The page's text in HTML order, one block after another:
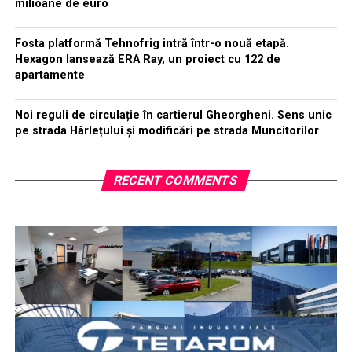
milioane de euro
Fosta platformă Tehnofrig intră într-o nouă etapă.
Hexagon lansează ERA Ray, un proiect cu 122 de
apartamente
Noi reguli de circulație în cartierul Gheorgheni. Sens unic
pe strada Hârlețului și modificări pe strada Muncitorilor
RECENT COMMENTS